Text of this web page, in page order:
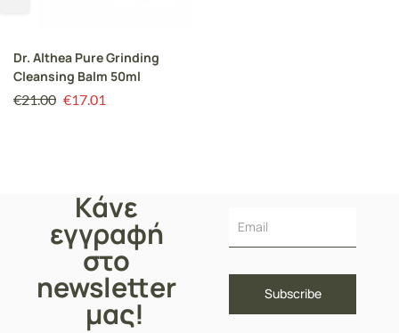
Dr. Althea Pure Grinding
Cleansing Balm 50ml
€21.00 €17.01
Κάνε
εγγραφή
στο
newsletter
μας!